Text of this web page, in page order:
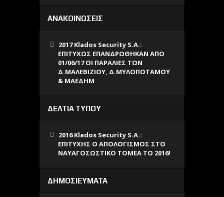
ΑΝΑΚΟΙΝΩΣΕΙΣ
2017 Klados Security S.A.:
ΕΠΙΤΥΧΩΣ ΕΠΑΝΔΡΩΘΗΚΑΝ ΑΠΟ
01/06/17 ΟΙ ΠΑΡΑΛΙΕΣ ΤΩΝ
Δ.ΜΑΛΕΒΙΖΙΟΥ, Δ.ΜΥΛΟΠΟΤΑΜΟΥ
& ΜΑΕΔΗΜ
ΔΕΛΤΙΑ ΤΥΠΟΥ
2016 Klados Security S.A.:
ΕΠΙΤΥΧΗΣ Ο ΑΠΟΛΟΓΙΣΜΟΣ ΣΤΟ
ΝΑΥΑΓΟΣΩΣΤΙΚΟ ΤΟΜΕΑ ΤΟ 2016!
ΔΗΜΟΣΙΕΥΜΑΤΑ